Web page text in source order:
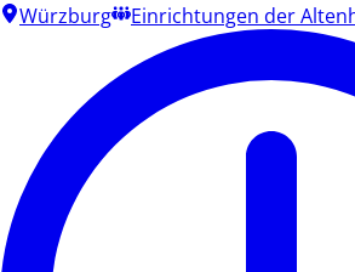
Würzburg
Einrichtungen der